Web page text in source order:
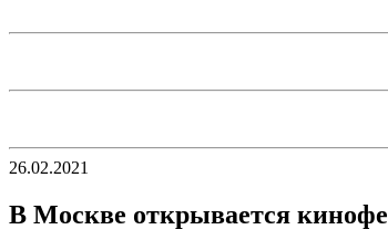
26.02.2021
В Москве открывается